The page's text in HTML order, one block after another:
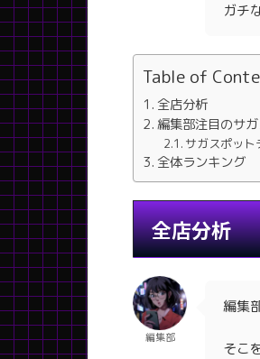
ガチ
Table of
全店分析
編集部注目のサ
サガスポット
全体ランキング
全店分析
編集部
編集
そこ